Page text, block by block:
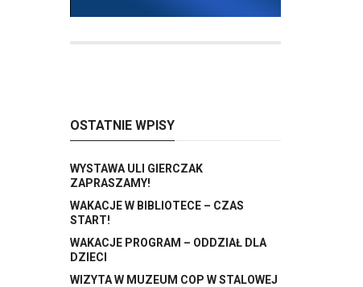
OSTATNIE WPISY
WYSTAWA ULI GIERCZAK
ZAPRASZAMY!
WAKACJE W BIBLIOTECE – CZAS
START!
WAKACJE PROGRAM – ODDZIAŁ DLA
DZIECI
WIZYTA W MUZEUM COP W STALOWEJ